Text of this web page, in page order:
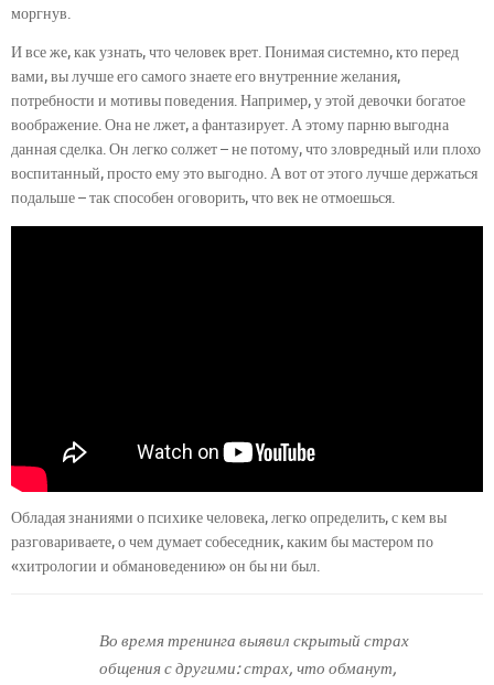
моргнув.
И все же, как узнать, что человек врет. Понимая системно, кто перед
вами, вы лучше его самого знаете его внутренние желания,
потребности и мотивы поведения. Например, у этой девочки богатое
воображение. Она не лжет, а фантазирует. А этому парню выгодна
данная сделка. Он легко солжет – не потому, что зловредный или плохо
воспитанный, просто ему это выгодно. А вот от этого лучше держаться
подальше – так способен оговорить, что век не отмоешься.
Обладая знаниями о психике человека, легко определить, с кем вы
разговариваете, о чем думает собеседник, каким бы мастером по
«хитрологии и обмановедению» он бы ни был.
Во время тренинга выявил скрытый страх
общения с другими: страх, что обманут,